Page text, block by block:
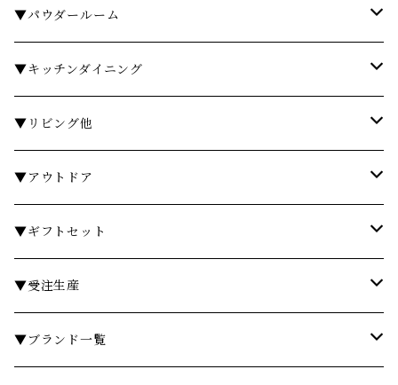
タオル
バスローブ
石鹸・ボディソープ
入浴剤・バスソルト
ディスペンサー・ソープディッシュ
ボディケア
衣類ケア
▼パウダールーム
石鹸・ハンドウォッシュ
ディスペンサー・ソープディッシュ
歯ブラシスタンド・タンブラー
ハンドクリーム
ランドリーバスケット
ミラー
▼キッチンダイニング
お皿・プレート
グラス・コップ
カトラリー
箸・箸置き
ランチョンマット・コースター
▼リビング他
フレグランス
フレグランスランプ
リードディフューザー
時計
キャンドル
フラワーベース
▼アウトドア
テーブル
椅子・スツール
その他
▼ギフトセット
￥3,000～
￥5,000～
▼受注生産
テーブル
▼ブランド一覧